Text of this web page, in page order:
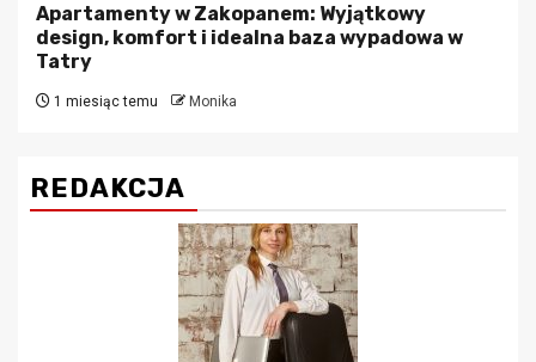
Apartamenty w Zakopanem: Wyjątkowy
design, komfort i idealna baza wypadowa w
Tatry
1 miesiąc temu Monika
REDAKCJA